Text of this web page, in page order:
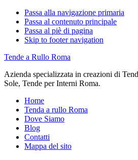
Passa alla navigazione primaria
Passa al contenuto principale
Passa al piè di pagina
Skip to footer navigation
Tende a Rullo Roma
Azienda specializzata in creazioni di
Sole, Tende per Interni Roma.
Home
Tenda a rullo Roma
Dove Siamo
Blog
Contatti
Mappa del sito